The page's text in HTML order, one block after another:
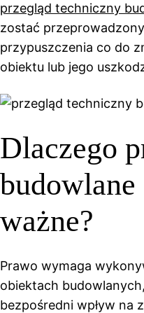
przegląd techniczny
zostać
przypuszczenia co do
obiektu lub jego
Dlaczego
budowlane
ważne?
Prawo wymaga
obiektach
bezpośredni wpływ na